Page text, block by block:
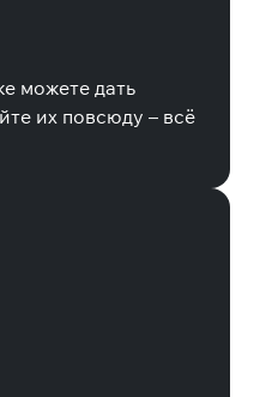
можете дать
их повсюду – всё